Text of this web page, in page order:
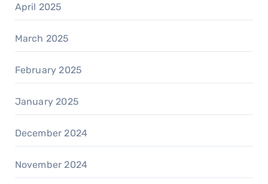
April 2025
March 2025
February 2025
January 2025
December 2024
November 2024